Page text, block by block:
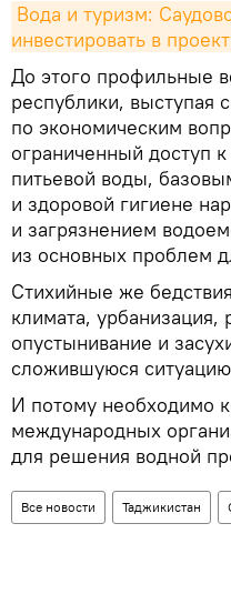
Вода и туризм:
инвестировать в
До этого профильные
республики, выступая
по экономическим
ограниченный доступ
питьевой воды,
и здоровой гигиене
и загрязнением
из основных проблем
Стихийные же
климата, урбанизация,
опустынивание и
сложившуюся
И потому необходимо
международных
для решения водной
Все новости Таджикистан